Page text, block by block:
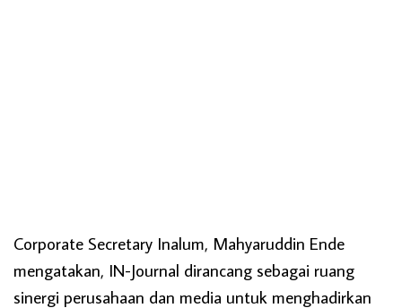
Corporate Secretary Inalum, Mahyaruddin Ende
mengatakan, IN-Journal dirancang sebagai ruang
sinergi perusahaan dan media untuk menghadirkan